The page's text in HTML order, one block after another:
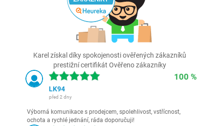
Karel získal díky spokojenosti ověřených zákazníků
prestižní certifikát Ověřeno zákazníky
100 %
LK94
před 2 dny
Výborná komunikace s prodejcem, spolehlivost, vstřícnost,
ochota a rychlé jednání, ráda doporučuji!